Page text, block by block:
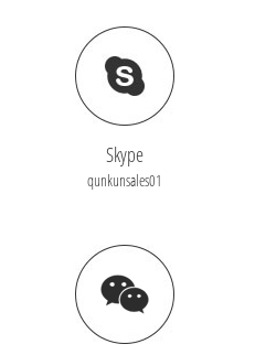
Skype
qunkunsales01